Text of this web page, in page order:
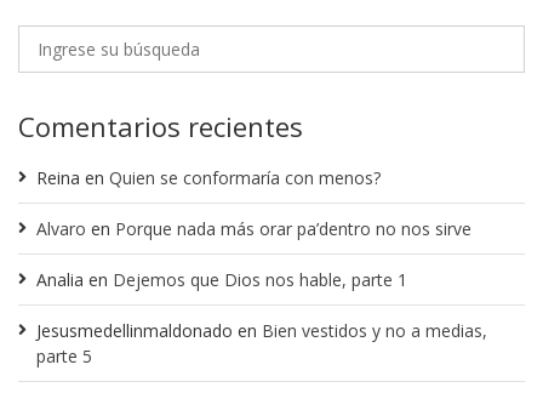
Comentarios recientes
Reina en Quien se conformaría con menos?
Alvaro en Porque nada más orar pa’dentro no nos sirve
Analia en Dejemos que Dios nos hable, parte 1
Jesusmedellinmaldonado en Bien vestidos y no a medias,
parte 5